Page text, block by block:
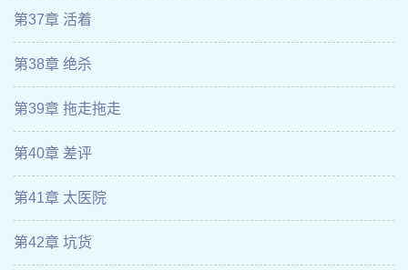
第37章 活着
第38章 绝杀
第39章 拖走拖走
第40章 差评
第41章 太医院
第42章 坑货